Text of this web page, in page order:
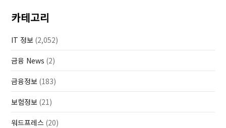
카테고리
IT 정보 (2,052)
금융 News (2)
금융정보 (183)
보험정보 (21)
워드프레스 (20)